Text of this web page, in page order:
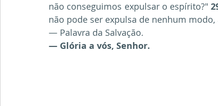
não conseguimos expulsar o espírito?"
não pode ser expulsa de nenhum
— Palavra da Salvação.
— Glória a vós, Senhor.